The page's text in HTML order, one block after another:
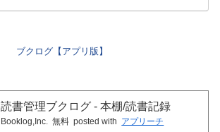
ブクログ【アプリ版】
読書管理ブクログ - 本棚/読書記録
Booklog,Inc. 無料 posted with アプリーチ